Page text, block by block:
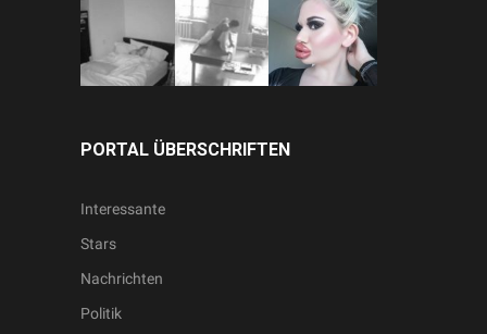
PORTAL ÜBERSCHRIFTEN
Interessante
Stars
Nachrichten
Politik